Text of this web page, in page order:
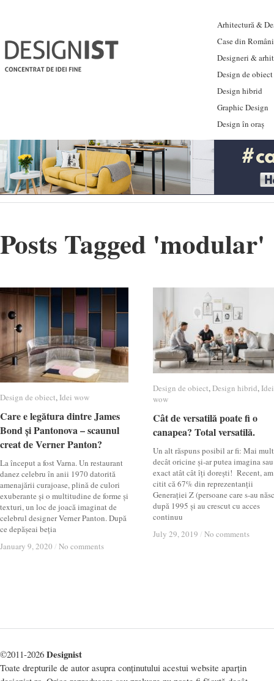
Arhitectură &
Case din
Designeri &
Design de obiect
Design hibrid
Graphic Design
Design în oraș
Posts Tagged 'modular'
Design de obiect, Idei wow
Care e legătura dintre James
Bond și Pantonova – scaunul
creat de Verner Panton?
La început a fost Varna. Un restaurant
danez celebru în anii 1970 datorită
amenajării curajoase, plină de culori
exuberante și o multitudine de forme și
texturi, un loc de joacă imaginat de
celebrul designer Verner Panton. După
ce depășeai beția
January 9, 2020 / No comments
Design de obiect Idei wow
Care e legătura dintre James
Bond și Pantonova – scaunul
creat de Verner Panton?
January 9, 2020 / No comments
Design de obiect,Design hibrid, Idei
wow
Cât de versatilă poate fi o
canapea? Total versatilă.
Un alt răspuns posibil ar fi: Mai mult
decât oricine și-ar putea imagina sau
exact atât cât îți dorești! Recent, am
citit că 67% din reprezentanții
Generației Z (persoane care s-au
după 1995 și au crescut cu acces
continuu
July 29, 2019 / No comments
Design de obiect Design hibrid Idei
wow
Cât de versatilă poate fi o
canapea? Total versatilă.
July 29, 2019 / No comments
©2011-2026 Designist
Toate drepturile de autor asupra conținutului acestui website aparțin